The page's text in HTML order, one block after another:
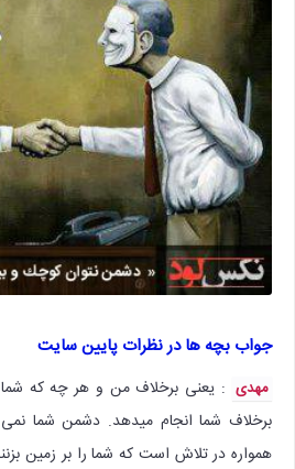
جواب بچه ها در نظرات پایین سایت
مهدی : یعنی برخلاف من و هر چه که شما
برخلاف شما انجام میدهد. دشمن شما
همواره در تلاش است که شما را بر زمین